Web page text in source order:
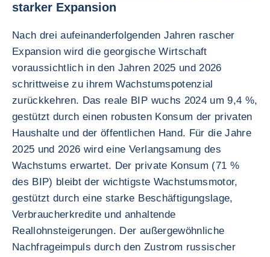
starker Expansion
Nach drei aufeinanderfolgenden Jahren rascher
Expansion wird die georgische Wirtschaft
voraussichtlich in den Jahren 2025 und 2026
schrittweise zu ihrem Wachstumspotenzial
zurückkehren. Das reale BIP wuchs 2024 um 9,4 %,
gestützt durch einen robusten Konsum der privaten
Haushalte und der öffentlichen Hand. Für die Jahre
2025 und 2026 wird eine Verlangsamung des
Wachstums erwartet. Der private Konsum (71 %
des BIP) bleibt der wichtigste Wachstumsmotor,
gestützt durch eine starke Beschäftigungslage,
Verbraucherkredite und anhaltende
Reallohnsteigerungen. Der außergewöhnliche
Nachfrageimpuls durch den Zustrom russischer